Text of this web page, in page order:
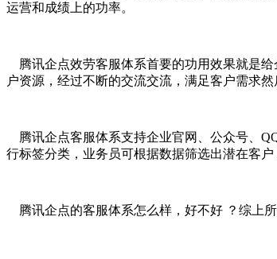
运营和成绩上的功率。
腾讯企点效劳客服体系首要的功用效果就是
户资源，经过不断的交流交流，满足客户需求然
腾讯企点客服体系支持企业官网、公众号、
行标签分类，业务员可根据数据筛选出潜在客
腾讯企点的客服体系怎么样，好不好 ？综上